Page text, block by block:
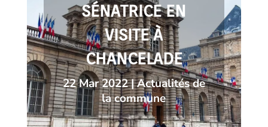
SÉNATRICE EN
VISITE À
CHANCELADE
22 Mar 2022|Actualités de
la commune